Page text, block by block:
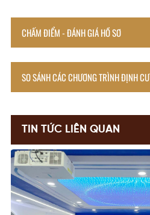
CHẤM ĐIỂM - ĐÁNH GIÁ HỒ SƠ
SO SÁNH CÁC CHƯƠNG TRÌNH ĐỊNH CƯ
TIN TỨC LIÊN QUAN